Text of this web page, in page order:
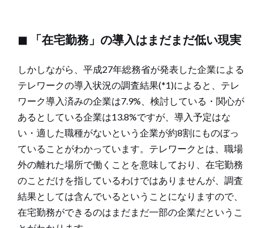
◼︎ 「在宅勤務」の導入はまだまだ低い現実
しかしながら、平成27年総務省が発表した企業による
テレワークの導入状況の調査結果(*1)によると、テレ
ワーク導入済みの企業は7.9%、検討している・関心が
あるとしている企業は13.8%ですが、導入予定はな
い・適した職種がないという企業が約8割にものぼっ
ていることがわかっています。テレワークとは、職場
外の離れた場所で働くことを意味しており、在宅勤務
のことだけを指しているわけではありませんが、調査
結果としては含んでいるということになりますので、
在宅勤務ができるのはまだまだ一部の企業だというこ